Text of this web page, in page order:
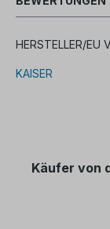
HERSTELLER/EU
KAISER
Käufer von